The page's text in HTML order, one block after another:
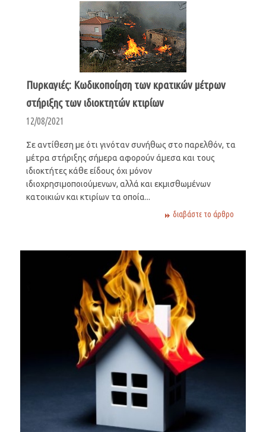
Πυρκαγιές: Κωδικοποίηση των κρατικών μέτρων
στήριξης των ιδιοκτητών κτιρίων
12/08/2021
Σε αντίθεση με ότι γινόταν συνήθως στο παρελθόν, τα
μέτρα στήριξης σήμερα αφορούν άμεσα και τους
ιδιοκτήτες κάθε είδους όχι μόνον
ιδιoχρησιμοποιούμενων, αλλά και εκμισθωμένων
κατοικιών και κτιρίων τα οποία...
διαβάστε το άρθρο